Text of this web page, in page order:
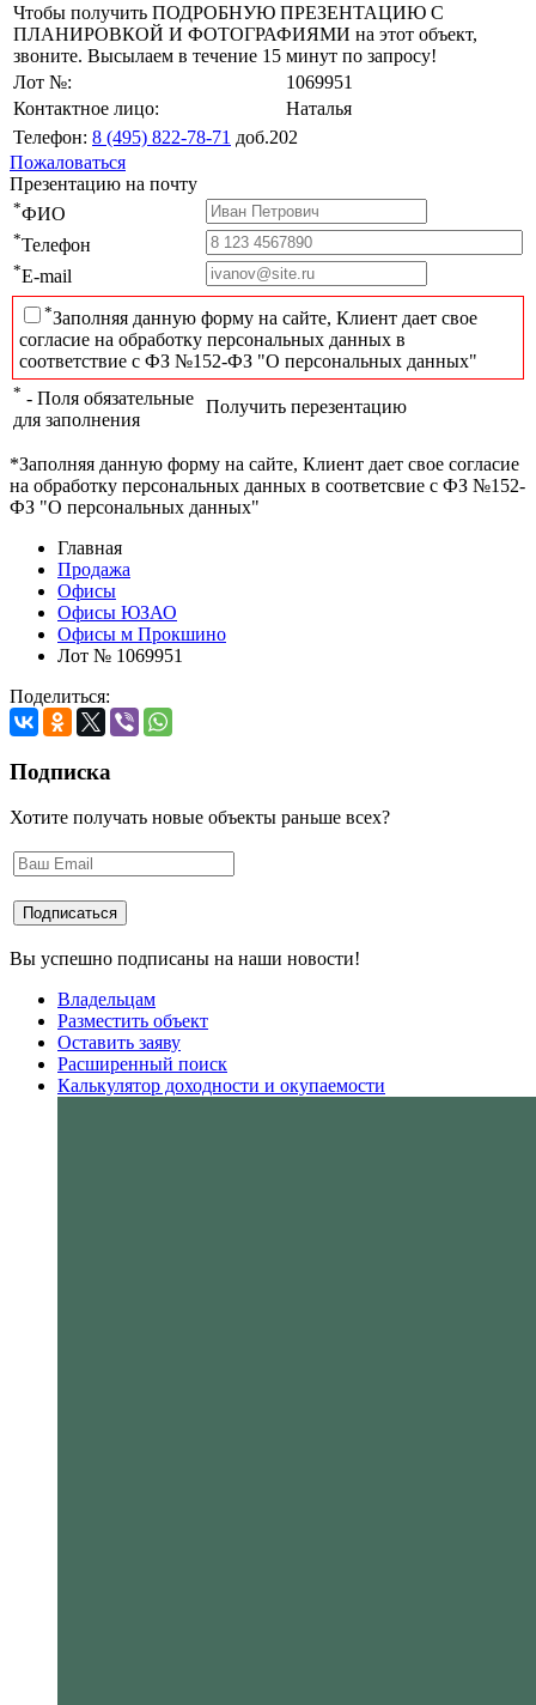
Чтобы получить ПОДРОБНУЮ ПРЕЗЕНТАЦИЮ С
ПЛАНИРОВКОЙ И ФОТОГРАФИЯМИ на этот объект,
звоните. Высылаем в течение 15 минут по запросу!
Лот №:
1069951
Контактное лицо:
Наталья
Телефон: 8 (495) 822-78-71 доб.202
Пожаловаться
Презентацию на почту
*ФИО
*Телефон
*E-mail
*Заполняя данную форму на сайте, Клиент дает свое
согласие на обработку персональных данных в
соответствие с ФЗ №152-ФЗ "О персональных данных"
* - Поля обязательные
для заполнения
Получить перезентацию
*Заполняя данную форму на сайте, Клиент дает свое согласие
на обработку персональных данных в соответсвие с ФЗ №152-
ФЗ "О персональных данных"
Главная
Продажа
Офисы
Офисы ЮЗАО
Офисы м Прокшино
Лот № 1069951
Поделиться:
Подписка
Хотите получать новые объекты раньше всех?
Вы успешно подписаны на наши новости!
Владельцам
Разместить объект
Оставить заяву
Расширенный поиск
Калькулятор доходности и окупаемости